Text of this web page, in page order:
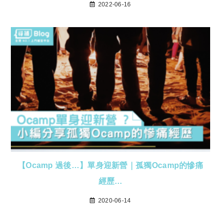
2022-06-16
【Ocamp 過後…】單身迎新營｜孤獨Ocamp的慘痛
經歷…
2020-06-14